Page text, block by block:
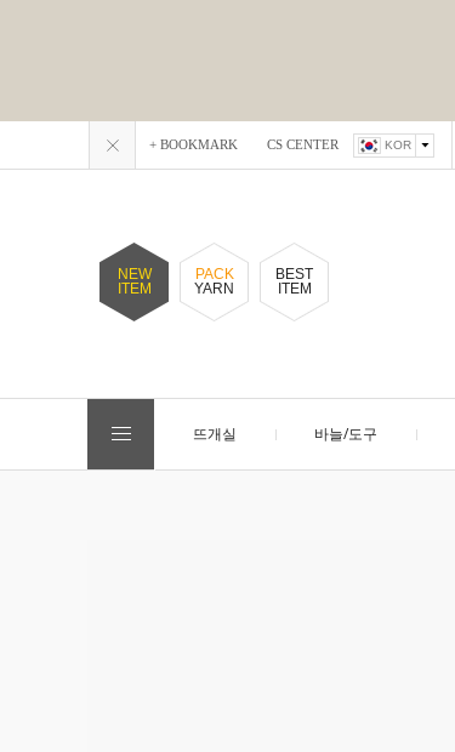
+ BOOKMARK CS CENTER KOR
NEW
ITEM
PACK
YARN
BEST
ITEM
뜨개실 바늘/도구